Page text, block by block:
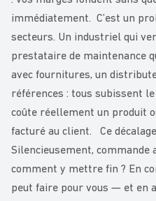
immédiatement. C’est un
secteurs. Un industriel qui
prestataire de maintenance
avec fournitures, un
références : tous subissent
coûte réellement un produit
facturé au client. Ce
Silencieusement,
comment y mettre fin ? En
peut faire pour vous — et en